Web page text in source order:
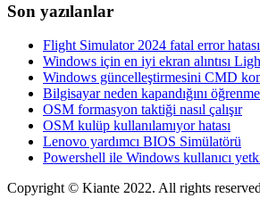
Son yazılanlar
Flight Simulator 2024 fatal error hatası
Windows için en iyi ekran alıntısı
Windows güncelleştirmesini CMD
Bilgisayar neden kapandığını öğrenme
OSM formasyon taktiği nasıl çalışır
OSM kulüp kullanılamıyor hatası
Lenovo yardımcı BIOS Simülatörü
Powershell ile Windows kullanıcı
Copyright © Kiante 2022. All rights reserved